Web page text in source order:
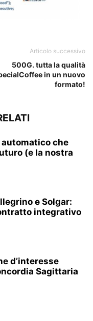
Articolo successivo
500G. tutta la qualità
in un nuovo
formato!
che
(e la nostra
e Solgar:
integrativo
d’interesse
Sagittaria